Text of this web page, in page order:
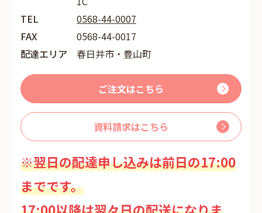
TEL
0568-44-0007
FAX
0568-44-0017
配達エリア
春日井市・豊山町
ご注文はこちら
資料請求はこちら
※翌日の配達申し込みは前日の17:00
までです。